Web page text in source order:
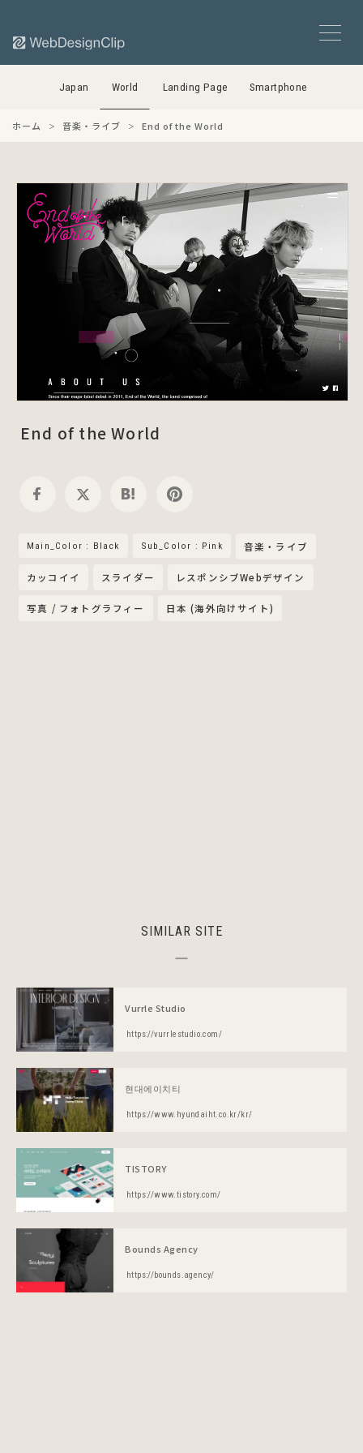
Japan World Landing Page Smartphone
ホーム 音楽・ライブ End of the World
End of the World
Main_Color : Black Sub_Color : Pink 音楽・ライブ
カッコイイ スライダー レスポンシブWebデザイン
写真 / フォトグラフィー 日本 (海外向けサイト)
SIMILAR SITE
Vurrle Studio
https://vurrlestudio.com/
현대에이치티
https://www.hyundaiht.co.kr/kr/
TISTORY
https://www.tistory.com/
Bounds Agency
https://bounds.agency/